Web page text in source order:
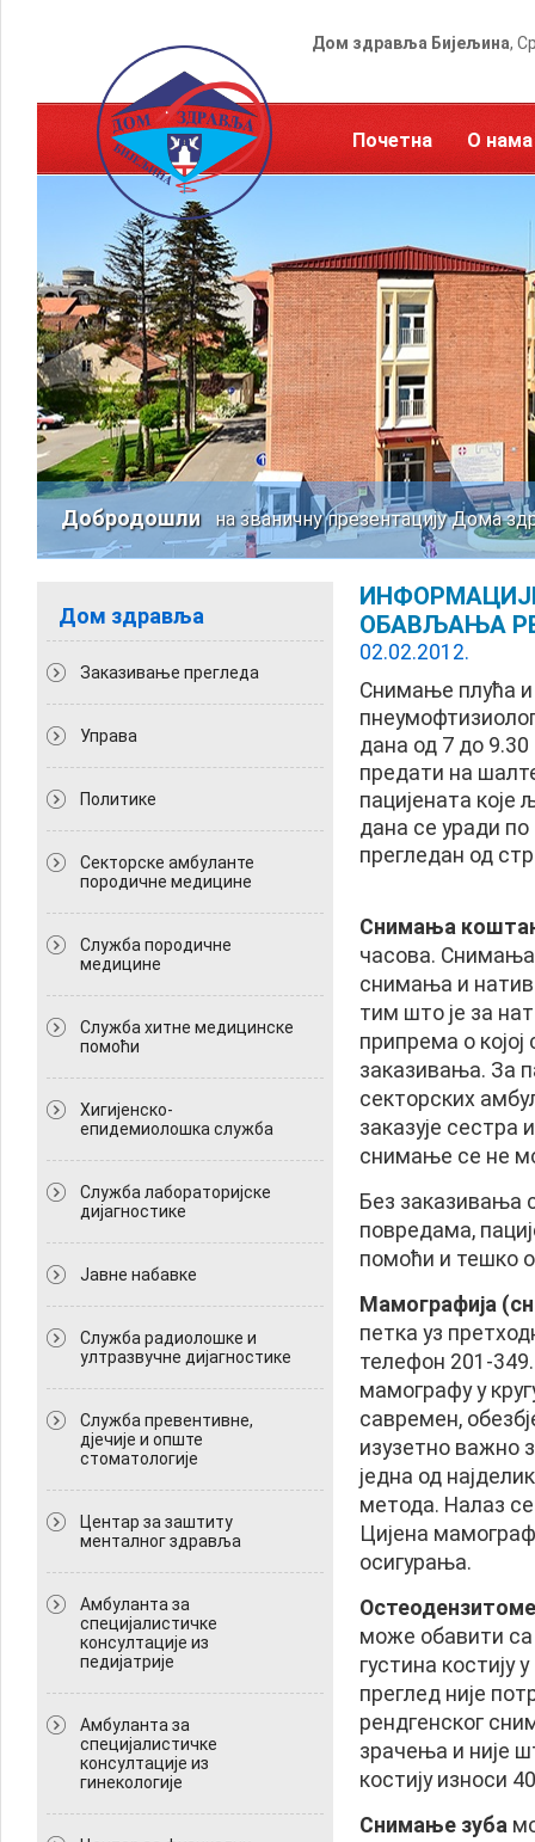
Дом здравља Бијељина,
Почетна О нама
Добродошлина званичну презентацију Дома
Дом здравља
Заказивање прегледа
Управа
Политикe
Секторске амбуланте
породичне медицине
Служба породичне
медицине
Служба хитне медицинске
помоћи
Хигијенско-
епидемиолошка служба
Служба лабораторијске
дијагностике
Јавне набавке
Служба радиолошке и
ултразвучне дијагностике
Служба превентивне,
дјечије и опште
стоматологије
Центар за заштиту
менталног здравља
Амбуланта за
специјалистичке
консултације из
педијатрије
Амбуланта за
специјалистичке
консултације из
гинекологије
ОБАВЉАЊА
02.02.2012.
Снимање плућа и
дана од 7 до
предати на
пацијената које
дана се уради
прегледан од
Снимања
часова. Снимања
снимања и
тим што је за
припрема о
заказивања. За
секторских
заказује
снимање се не
Без заказивања
повредама,
помоћи и тешко
Мамографија
петка уз
телефон 201-
мамографу у
савремен,
изузетно важно
једна од
метода. Налаз
Цијена
осигурања.
може обавити са
густина костију
преглед није
рендгенског
зрачења и није
костију износи
Снимање зуба